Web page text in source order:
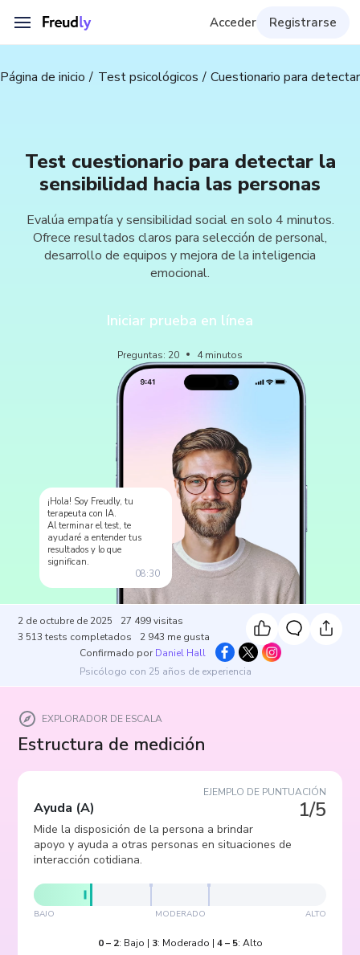
Acceder Registrarse
Página de inicio Test psicológicos Cuestionario para
Test cuestionario para detectar la
sensibilidad hacia las personas
Evalúa empatía y sensibilidad social en solo 4 minutos.
Ofrece resultados claros para selección de personal,
desarrollo de equipos y mejora de la inteligencia
emocional.
Iniciar prueba en línea
Preguntas: 20 4 minutos
¡Hola! Soy Freudly, tu
terapeuta con IA.
Al terminar el test, te
ayudaré a entender tus
resultados y lo que
significan.
08:30
2 de octubre de 2025 27 499 visitas
3 513 tests completados 2 943 me gusta
Confirmado por Daniel Hall
Psicólogo con 25 años de experiencia
EXPLORADOR DE ESCALA
Estructura de medición
EJEMPLO DE PUNTUACIÓN
1/5
Ayuda (A)
Mide la disposición de la persona a brindar
apoyo y ayuda a otras personas en situaciones de
interacción cotidiana.
BAJO MODERADO ALTO
0– 2: Bajo | 3: Moderado | 4– 5: Alto